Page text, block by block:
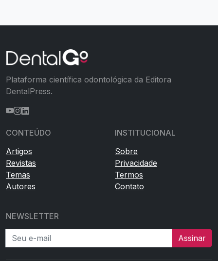
Plataforma científica odontológica da Editora
DentalPress.
CONTEÚDO
Artigos
Revistas
Temas
Autores
INSTITUCIONAL
Sobre
Privacidade
Termos
Contato
NEWSLETTER
Seu e-mail
Assinar